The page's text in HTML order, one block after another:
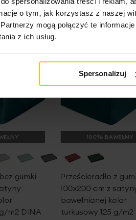
o tym, jak korzystasz z naszej
mogą połączyć te
z ich usług.
Spersonalizuj
gumki
m2 DINA
Promocja
100% BAWEŁNY
Prześcieradło z
100x200 cm z
bawełnianej kolor
turkusowy 125 g/m2